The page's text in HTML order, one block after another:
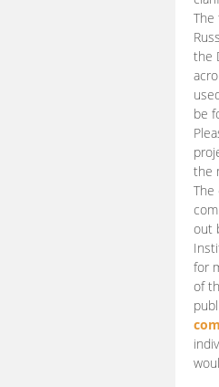
The
the
be
the
The
out
for
of